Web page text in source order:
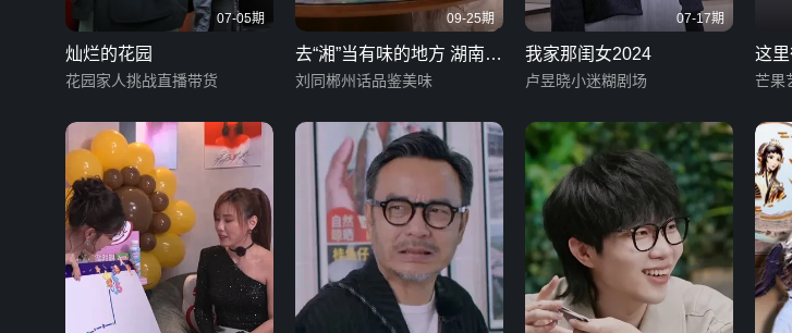
07-05期
灿烂的花园
花园家人挑战直播带货
09-25期
去“湘”当有味的地方 湖南话
版
刘同郴州话品鉴美味
07-17期
我家那闺女2024
卢昱晓小迷糊剧场
这
芒果